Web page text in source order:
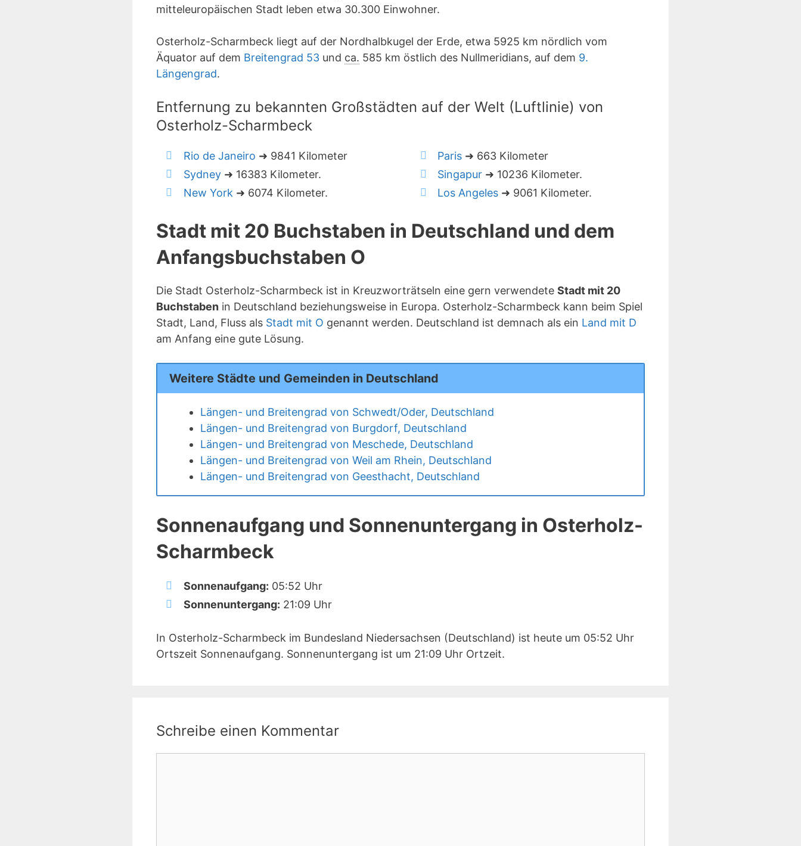
mitteleuropäischen Stadt leben etwa 30.300 Einwohner.
Osterholz-Scharmbeck liegt auf der Nordhalbkugel der Erde, etwa 5925 km nördlich vom
Äquator auf dem Breitengrad 53 und ca. 585 km östlich des Nullmeridians, auf dem 9.
Längengrad.
Entfernung zu bekannten Großstädten auf der Welt (Luftlinie) von
Osterholz-Scharmbeck
Rio de Janeiro ➜ 9841 Kilometer
Sydney ➜ 16383 Kilometer.
New York ➜ 6074 Kilometer.
Paris ➜ 663 Kilometer
Singapur ➜ 10236 Kilometer.
Los Angeles ➜ 9061 Kilometer.
Stadt mit 20 Buchstaben in Deutschland und dem
Anfangsbuchstaben O
Die Stadt Osterholz-Scharmbeck ist in Kreuzworträtseln eine gern verwendete Stadt mit 20
Buchstaben in Deutschland beziehungsweise in Europa. Osterholz-Scharmbeck kann beim Spiel
Stadt, Land, Fluss als Stadt mit O genannt werden. Deutschland ist demnach als ein Land mit D
am Anfang eine gute Lösung.
Weitere Städte und Gemeinden in Deutschland
Längen- und Breitengrad von Schwedt/Oder, Deutschland
Längen- und Breitengrad von Burgdorf, Deutschland
Längen- und Breitengrad von Meschede, Deutschland
Längen- und Breitengrad von Weil am Rhein, Deutschland
Längen- und Breitengrad von Geesthacht, Deutschland
Sonnenaufgang und Sonnenuntergang in Osterholz-
Scharmbeck
Sonnenaufgang: 05:52 Uhr
Sonnenuntergang: 21:09 Uhr
In Osterholz-Scharmbeck im Bundesland Niedersachsen (Deutschland) ist heute um 05:52 Uhr
Ortszeit Sonnenaufgang. Sonnenuntergang ist um 21:09 Uhr Ortzeit.
Schreibe einen Kommentar